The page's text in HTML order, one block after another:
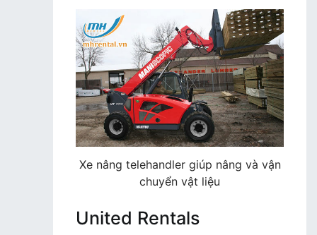
Xe nâng telehandler giúp nâng và vận
chuyển vật liệu
United Rentals